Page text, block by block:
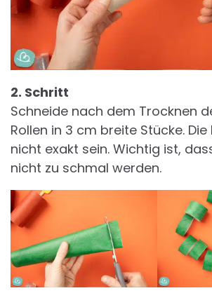
2. Schritt
Schneide nach dem Trocknen
Rollen in 3 cm breite Stücke.
nicht exakt sein. Wichtig ist,
nicht zu schmal werden.